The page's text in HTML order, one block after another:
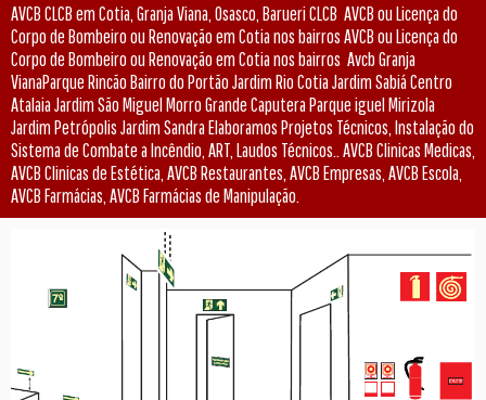
AVCB CLCB em Cotia, Granja Viana, Osasco, Barueri CLCB AVCB ou Licença do
Corpo de Bombeiro ou Renovação em Cotia nos bairros AVCB ou Licença do
Corpo de Bombeiro ou Renovação em Cotia nos bairros Avcb Granja
VianaParque Rincão Bairro do Portão Jardim Rio Cotia Jardim Sabiá Centro
Atalaia Jardim São Miguel Morro Grande Caputera Parque iguel Mirizola
Jardim Petrópolis Jardim Sandra Elaboramos Projetos Técnicos, Instalação do
Sistema de Combate a Incêndio, ART, Laudos Técnicos.. AVCB Clinicas Medicas,
AVCB Clinicas de Estética, AVCB Restaurantes, AVCB Empresas, AVCB Escola,
AVCB Farmácias, AVCB Farmácias de Manipulação.